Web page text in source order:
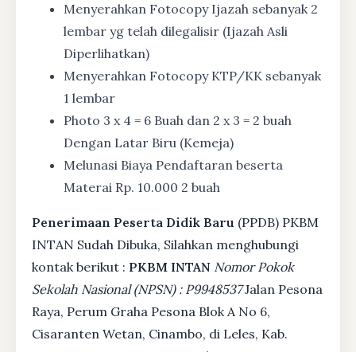
Menyerahkan Fotocopy Ijazah sebanyak 2
lembar yg telah dilegalisir (Ijazah Asli
Diperlihatkan)
Menyerahkan Fotocopy KTP/KK sebanyak
1 lembar
Photo 3 x 4 = 6 Buah dan 2 x 3 = 2 buah
Dengan Latar Biru (Kemeja)
Melunasi Biaya Pendaftaran beserta
Materai Rp. 10.000 2 buah
Penerimaan Peserta Didik Baru (PPDB) PKBM
INTAN Sudah Dibuka, Silahkan menghubungi
kontak berikut : PKBM INTAN Nomor Pokok
Sekolah Nasional (NPSN) : P9948537Jalan Pesona
Raya, Perum Graha Pesona Blok A No 6,
Cisaranten Wetan, Cinambo, di Leles, Kab.